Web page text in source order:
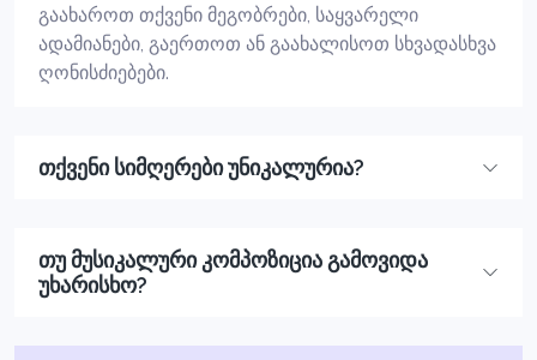
გაახაროთ თქვენი მეგობრები, საყვარელი
ადამიანები, გაერთოთ ან გაახალისოთ სხვადასხვა
ღონისძიებები.
თქვენი სიმღერები უნიკალურია?
თუ მუსიკალური კომპოზიცია გამოვიდა
უხარისხო?